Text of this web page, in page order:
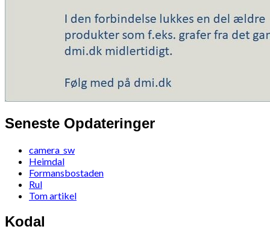
Seneste Opdateringer
camera_sw
Heimdal
Formansbostaden
Rul
Tom artikel
Kodal